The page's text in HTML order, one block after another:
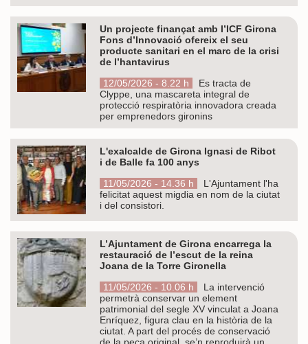
Un projecte finançat amb l’ICF Girona
Fons d’Innovació ofereix el seu
producte sanitari en el marc de la crisi
de l’hantavirus
12/05/2026 - 8.22 h
Es tracta de
Clyppe, una mascareta integral de
protecció respiratòria innovadora creada
per emprenedors gironins
L'exalcalde de Girona Ignasi de Ribot
i de Balle fa 100 anys
11/05/2026 - 14.36 h
L'Ajuntament l'ha
felicitat aquest migdia en nom de la ciutat
i del consistori.
L’Ajuntament de Girona encarrega la
restauració de l’escut de la reina
Joana de la Torre Gironella
11/05/2026 - 10.06 h
La intervenció
permetrà conservar un element
patrimonial del segle XV vinculat a Joana
Enríquez, figura clau en la història de la
ciutat. A part del procés de conservació
de la peça original, se’n reproduirà un